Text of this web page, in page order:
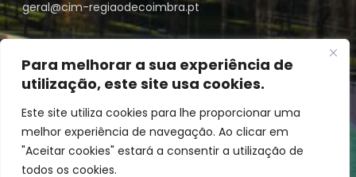
Para melhorar a sua experiência de
utilização, este site usa cookies.
Este site utiliza cookies para lhe proporcionar uma
melhor experiência de navegação. Ao clicar em
"Aceitar cookies" estará a consentir a utilização de
todos os cookies.
geral@cim-regiaodecoimbra.pt
Turismo de Coimbra © || Desenvolvido por